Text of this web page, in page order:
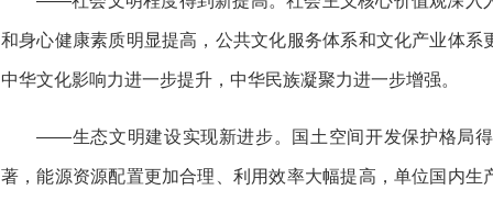
和身心健康素质明显提高，公共文化服务体系和文化产业体
中华文化影响力进一步提升，中华民族凝聚力进一步增强。
——生态文明建设实现新进步。国土空间开发保护格局
著，能源资源配置更加合理、利用效率大幅提高，单位国内